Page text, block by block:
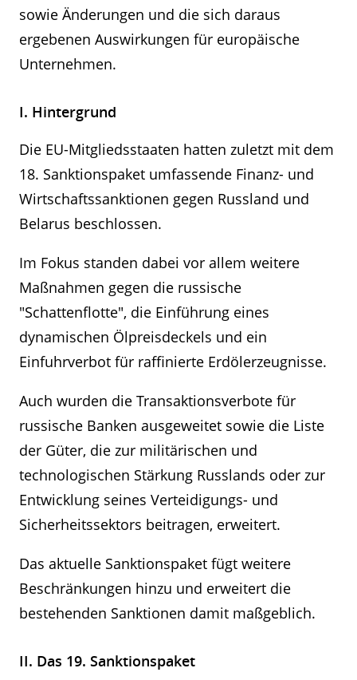
sowie Änderungen und die sich daraus
ergebenen Auswirkungen für europäische
Unternehmen.
I. Hintergrund
Die EU-Mitgliedsstaaten hatten zuletzt mit dem
18. Sanktionspaket umfassende Finanz- und
Wirtschaftssanktionen gegen Russland und
Belarus beschlossen.
Im Fokus standen dabei vor allem weitere
Maßnahmen gegen die russische
"Schattenflotte", die Einführung eines
dynamischen Ölpreisdeckels und ein
Einfuhrverbot für raffinierte Erdölerzeugnisse.
Auch wurden die Transaktionsverbote für
russische Banken ausgeweitet sowie die Liste
der Güter, die zur militärischen und
technologischen Stärkung Russlands oder zur
Entwicklung seines Verteidigungs- und
Sicherheitssektors beitragen, erweitert.
Das aktuelle Sanktionspaket fügt weitere
Beschränkungen hinzu und erweitert die
bestehenden Sanktionen damit maßgeblich.
II. Das 19. Sanktionspaket